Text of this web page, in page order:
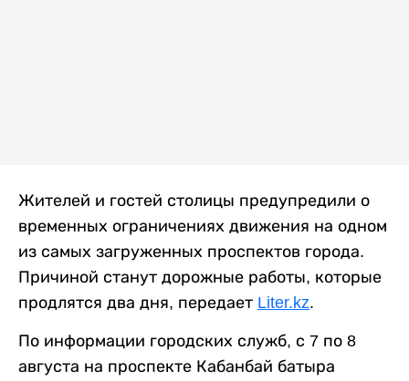
Жителей и гостей столицы предупредили о
временных ограничениях движения на одном
из самых загруженных проспектов города.
Причиной станут дорожные работы, которые
продлятся два дня, передает Liter.kz.
По информации городских служб, с 7 по 8
августа на проспекте Кабанбай батыра